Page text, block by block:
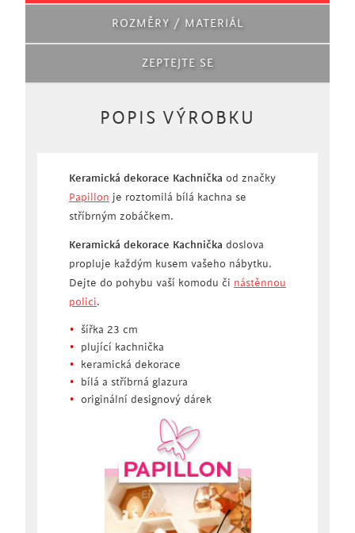
ROZMĚRY / MATERIÁL
ZEPTEJTE SE
POPIS VÝROBKU
Keramická dekorace Kachnička od značky
Papillon je roztomilá bílá kachna se
stříbrným zobáčkem.
Keramická dekorace Kachnička doslova
propluje každým kusem vašeho nábytku.
Dejte do pohybu vaší komodu či nástěnnou
polici.
šířka 23 cm
plující kachnička
keramická dekorace
bílá a stříbrná glazura
originální designový dárek